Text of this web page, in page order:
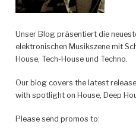
Unser Blog präsentiert die
elektronischen Musikszene mit
House, Tech-House und Techno.
Our blog covers the latest
with spotlight on House, Deep
Please send promos to: